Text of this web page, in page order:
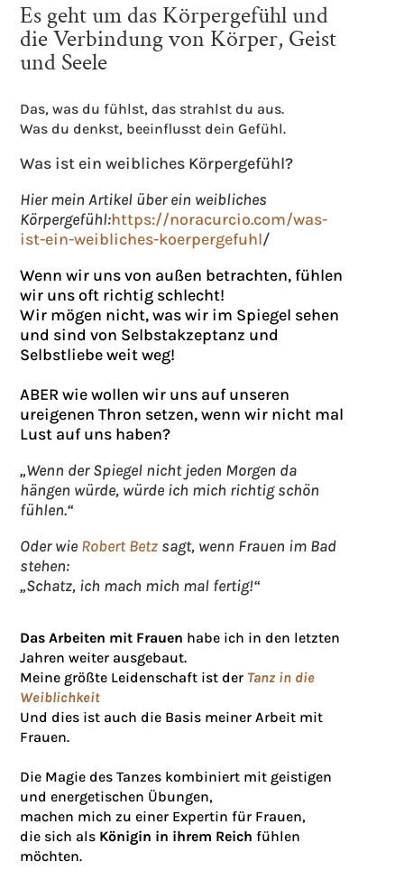
Es geht um das Körpergefühl und
die Verbindung von Körper, Geist
und Seele
Das, was du fühlst, das strahlst du aus.
Was du denkst, beeinflusst dein Gefühl.
Was ist ein weibliches Körpergefühl?
Hier mein Artikel über ein weibliches
Körpergefühl:https://noracurcio.com/was-
ist-ein-weibliches-koerpergefuhl/
Wenn wir uns von außen betrachten, fühlen
wir uns oft richtig schlecht!
Wir mögen nicht, was wir im Spiegel sehen
und sind von Selbstakzeptanz und
Selbstliebe weit weg!
ABER wie wollen wir uns auf unseren
ureigenen Thron setzen, wenn wir nicht mal
Lust auf uns haben?
„Wenn der Spiegel nicht jeden Morgen da
hängen würde, würde ich mich richtig schön
fühlen.“
Oder wie Robert Betz sagt, wenn Frauen im Bad
stehen:
„Schatz, ich mach mich mal fertig!“
Das Arbeiten mit Frauen habe ich in den letzten
Jahren weiter ausgebaut.
Meine größte Leidenschaft ist der Tanz in die
Weiblichkeit
Und dies ist auch die Basis meiner Arbeit mit
Frauen.
Die Magie des Tanzes kombiniert mit geistigen
und energetischen Übungen,
machen mich zu einer Expertin für Frauen,
die sich als Königin in ihrem Reich fühlen
möchten.